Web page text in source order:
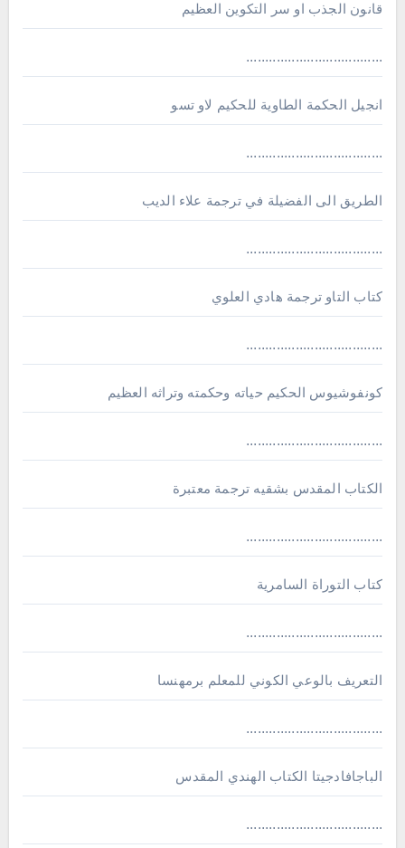
قانون الجذب او سر التكوين العظيم
....................................
انجيل الحكمة الطاوية للحكيم لاو تسو
....................................
الطريق الى الفضيلة في ترجمة علاء الديب
....................................
كتاب التاو ترجمة هادي العلوي
....................................
كونفوشيوس الحكيم حياته وحكمته وتراثه العظيم
....................................
الكتاب المقدس بشقيه ترجمة معتبرة
....................................
كتاب التوراة السامرية
....................................
ﺍﻟﺘﻌﺮﻳﻒ ﺑﺎﻟﻮﻋﻲ ﺍﻟﻜﻮﻧﻲ للمعلم برمهنسا
....................................
الباجافادجيتا الكتاب الهندي المقدس
....................................